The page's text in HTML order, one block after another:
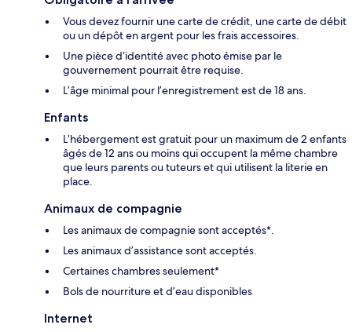
Vous devez fournir une carte de crédit, une carte de débit
ou un dépôt en argent pour les frais accessoires.
Une pièce d’identité avec photo émise par le
gouvernement pourrait être requise.
L’âge minimal pour l’enregistrement est de 18 ans.
Enfants
L’hébergement est gratuit pour un maximum de 2 enfants
âgés de 12 ans ou moins qui occupent la même chambre
que leurs parents ou tuteurs et qui utilisent la literie en
place.
Animaux de compagnie
Les animaux de compagnie sont acceptés*.
Les animaux d’assistance sont acceptés.
Certaines chambres seulement*
Bols de nourriture et d’eau disponibles
Internet